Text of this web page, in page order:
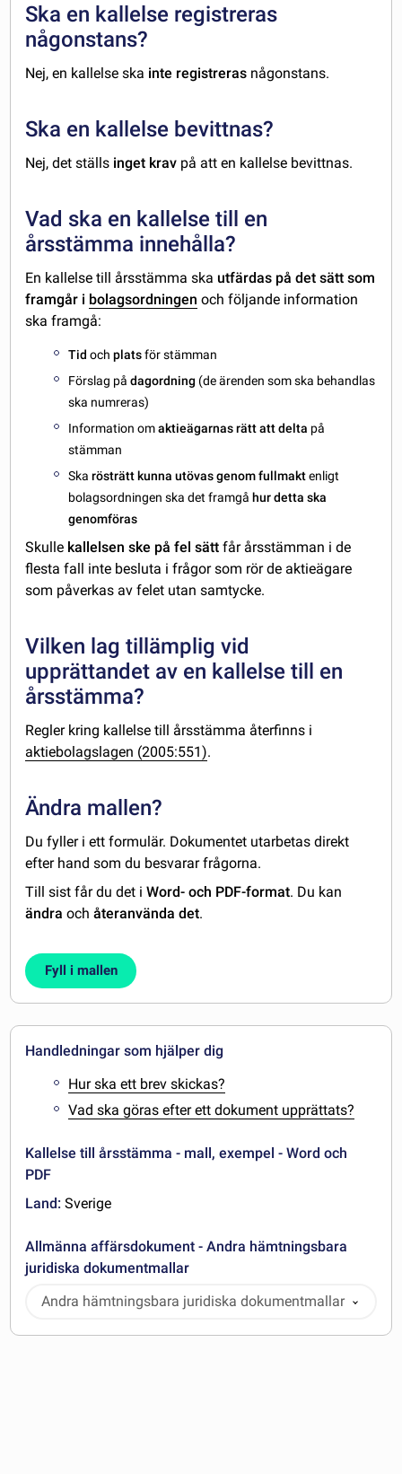
Ska en kallelse registreras
någonstans?
Nej, en kallelse ska inte registreras någonstans.
Ska en kallelse bevittnas?
Nej, det ställs inget krav på att en kallelse bevittnas.
Vad ska en kallelse till en
årsstämma innehålla?
En kallelse till årsstämma ska utfärdas på det sätt som
framgår i bolagsordningen och följande information
ska framgå:
Tid ochplatsför stämman
Förslag pådagordning (de ärenden som ska behandlas
ska numreras)
Information omaktieägarnas rätt att delta på
stämman
Skarösträtt kunna utövas genom fullmaktenligt
bolagsordningen ska det framgåhur detta ska
genomföras
Skulle kallelsen ske på fel sätt får årsstämman i de
flesta fall inte besluta i frågor som rör de aktieägare
som påverkas av felet utan samtycke.
Vilken lag tillämplig vid
upprättandet av en kallelse till en
årsstämma?
Regler kring kallelse till årsstämma återfinns i
aktiebolagslagen (2005:551).
Ändra mallen?
Du fyller i ett formulär. Dokumentet utarbetas direkt
efter hand som du besvarar frågorna.
Till sist får du det iWord- och PDF-format. Du kan
ändra ochåteranvända det.
Fyll i mallen
Handledningar som hjälper dig
Hur ska ett brev skickas?
Vad ska göras efter ett dokument upprättats?
Kallelse till årsstämma - mall, exempel - Word och
PDF
Land: Sverige
Allmänna affärsdokument - Andra hämtningsbara
juridiska dokumentmallar
Andra hämtningsbara juridiska dokumentmallar